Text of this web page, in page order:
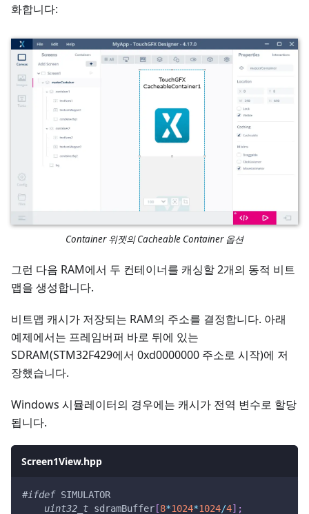
화합니다:
Container 위젯의 Cacheable Container 옵션
그런 다음 RAM에서 두 컨테이너를 캐싱할 2개의 동적 비트
맵을 생성합니다.
비트맵 캐시가 저장되는 RAM의 주소를 결정합니다. 아래
예제에서는 프레임버퍼 바로 뒤에 있는
SDRAM(STM32F429에서 0xd0000000 주소로 시작)에 저
장했습니다.
Windows 시뮬레이터의 경우에는 캐시가 전역 변수로 할당
됩니다.
Screen1View.hpp
#ifdef SIMULATOR
uint32_t sdramBuffer [8*1024*1024/4] ;